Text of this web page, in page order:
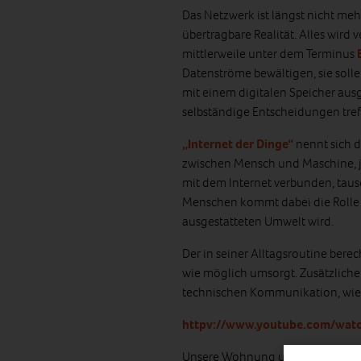
Das Netzwerk ist längst nicht
übertragbare Realität. Alles wird
mittlerweile unter dem Terminus
Datenströme bewältigen, sie
mit einem digitalen Speicher
selbständige Entscheidungen
„Internet der Dinge“nennt sich
zwischen Mensch und
mit dem Internet verbunden,
Menschen kommt dabei die
ausgestatteten Umwelt wird.
Der in seiner Alltagsroutine
wie möglich umsorgt.
technischen Kommunikation,
httpv://www.youtube.com/
Unsere Wohnung und Häuser